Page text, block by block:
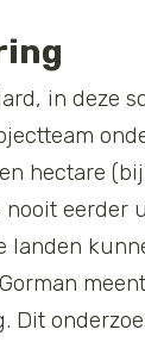
in deze
hectare
eerder
landen